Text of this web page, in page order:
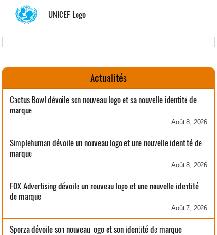
UNICEF Logo
Actualités
Cactus Bowl dévoile son nouveau logo et sa nouvelle identité de
marque
Août 8, 2026
Simplehuman dévoile un nouveau logo et une nouvelle identité de
marque
Août 8, 2026
FOX Advertising dévoile un nouveau logo et une nouvelle identité
de marque
Août 7, 2026
Sporza dévoile son nouveau logo et son identité de marque